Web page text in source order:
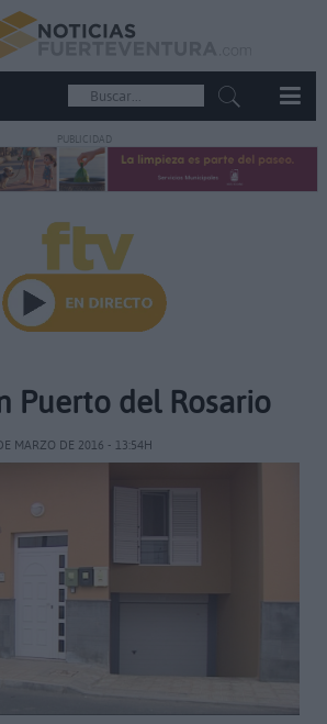
PUBLICIDAD
Puerto del Rosario
MARZO DE 2016 - 13:54H